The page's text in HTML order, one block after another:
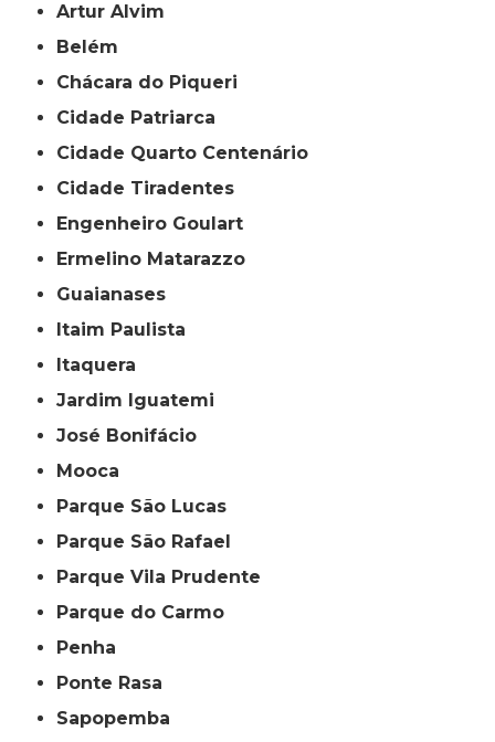
Artur Alvim
Belém
Chácara do Piqueri
Cidade Patriarca
Cidade Quarto Centenário
Cidade Tiradentes
Engenheiro Goulart
Ermelino Matarazzo
Guaianases
Itaim Paulista
Itaquera
Jardim Iguatemi
José Bonifácio
Mooca
Parque São Lucas
Parque São Rafael
Parque Vila Prudente
Parque do Carmo
Penha
Ponte Rasa
Sapopemba